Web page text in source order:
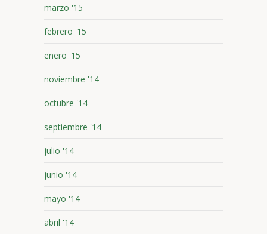
marzo '15
febrero '15
enero '15
noviembre '14
octubre '14
septiembre '14
julio '14
junio '14
mayo '14
abril '14